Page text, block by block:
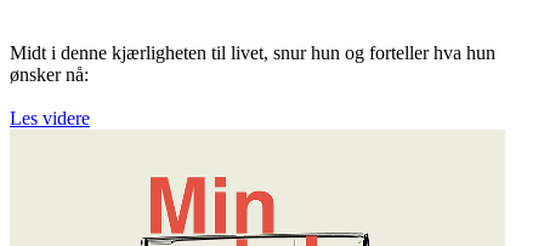
Midt i denne kjærligheten til livet, snur hun og forteller hva hun
ønsker nå:
Les videre